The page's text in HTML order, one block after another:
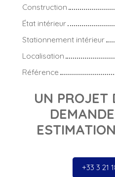
Construction
État intérieur
Stationnement intérieur
Localisation
Référence
UN PROJET
+33 3 21